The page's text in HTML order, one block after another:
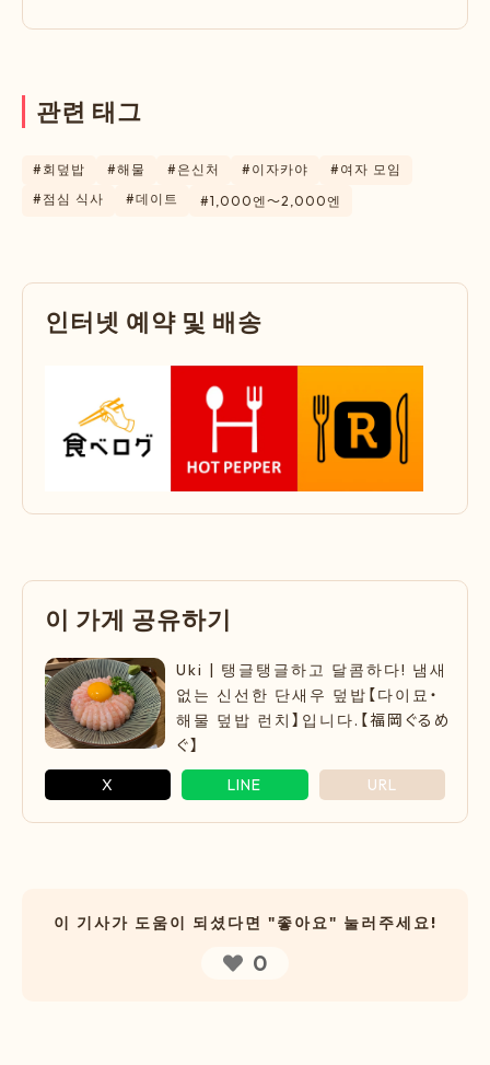
관련 태그
#회덮밥 #해물 #은신처 #이자카야
#여자 모임
#점심 식사
#데이트 #1,000엔〜2,000엔
인터넷 예약 및 배송
이 가게 공유하기
Uki | 탱글탱글하고 달콤하다! 냄새
없는 신선한 단새우 덮밥【다이묘・
해물 덮밥 런치】입니다.【福岡ぐるめ
ぐ】
X
LINE URL
이 기사가 도움이 되셨다면 "좋아요" 눌러주세요!
0